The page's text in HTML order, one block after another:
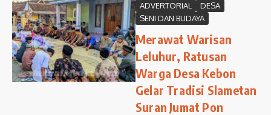
ADVERTORIAL
DESA
SENI DAN BUDAYA
Merawat Warisan
Leluhur, Ratusan
Warga Desa Kebon
Gelar Tradisi Slametan
Suran Jumat Pon